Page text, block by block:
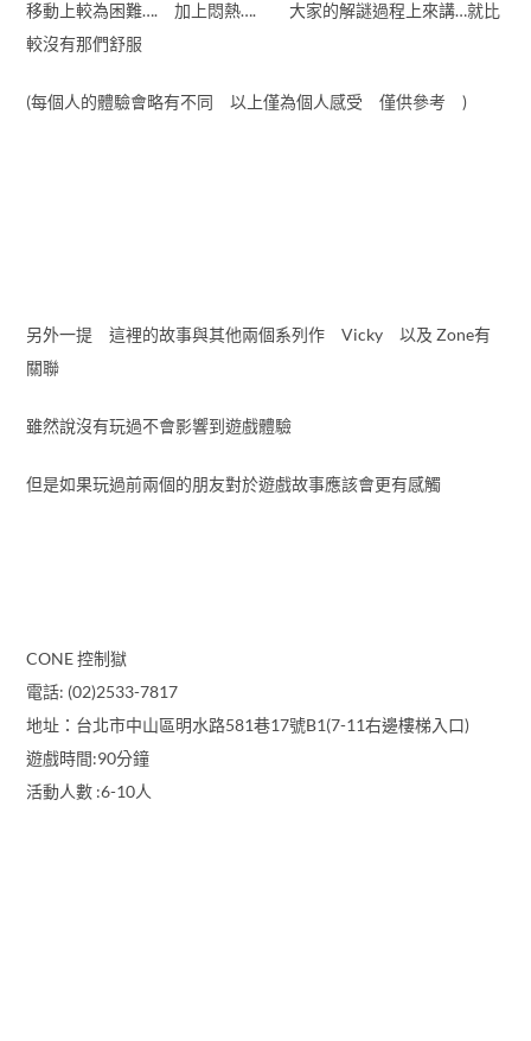
移動上較為困難…. 加上悶熱…. 大家的解謎過程上來講…就比
較沒有那們舒服
(每個人的體驗會略有不同 以上僅為個人感受 僅供參考 )
另外一提 這裡的故事與其他兩個系列作 Vicky 以及 Zone有
關聯
雖然說沒有玩過不會影響到遊戲體驗
但是如果玩過前兩個的朋友對於遊戲故事應該會更有感觸
CONE 控制獄
電話: (02)2533-7817
地址：台北市中山區明水路581巷17號B1(7-11右邊樓梯入口)
遊戲時間:90分鐘
活動人數 :6-10人